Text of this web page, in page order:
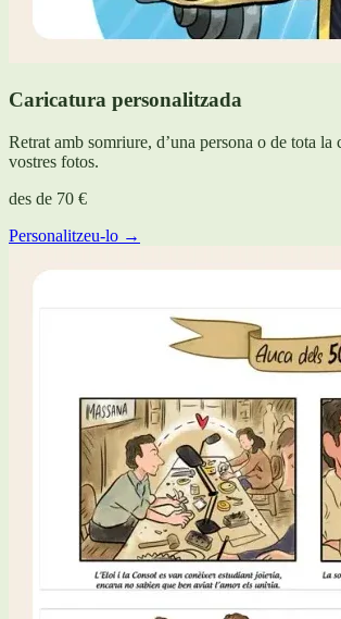
Caricatura personalitzada
Retrat amb somriure, d’una persona o de tota la
vostres fotos.
des de 70 €
Personalitzeu-lo →